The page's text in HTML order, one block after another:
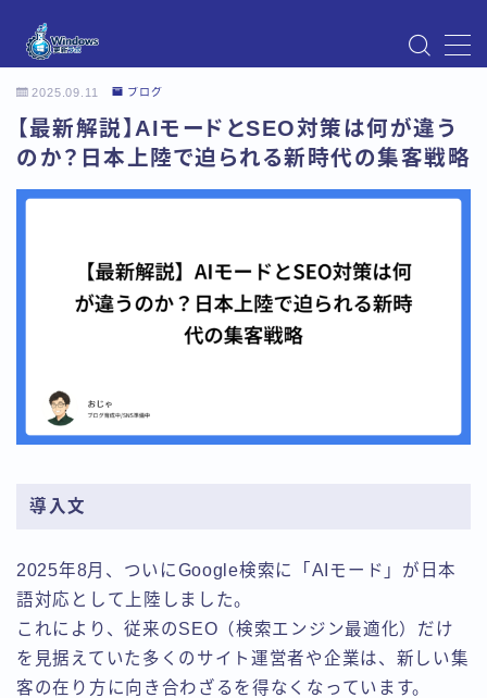
Instagram
Windows Updateの不具合・エラー対処法まとめ
【Windows11対応】
アクセス
トップページ
プライバシーポリシー
利用規約／特定商取引法に基づく表記
有料記事の決済完了ページ
運営者情報
2025.09.11 ブログ
【最新解説】AIモードとSEO対策は何が違う
のか？日本上陸で迫られる新時代の集客戦略
導入文
2025年8月、ついにGoogle検索に「AIモード」が日本
語対応として上陸しました。
これにより、従来のSEO（検索エンジン最適化）だけ
を見据えていた多くのサイト運営者や企業は、新しい集
客の在り方に向き合わざるを得なくなっています。